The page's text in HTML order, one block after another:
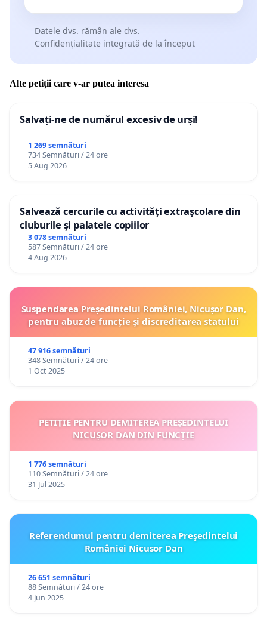
Datele dvs. rămân ale dvs.
Confidențialitate integrată de la început
Alte petiții care v-ar putea interesa
Salvați-ne de numărul excesiv de urși!
1 269 semnături
734 Semnături / 24 ore
5 Aug 2026
Salvează cercurile cu activități extrașcolare din
cluburile și palatele copiilor
3 078 semnături
587 Semnături / 24 ore
4 Aug 2026
Suspendarea Președintelui României, Nicușor Dan,
pentru abuz de funcție și discreditarea statului
47 916 semnături
348 Semnături / 24 ore
1 Oct 2025
PETIȚIE PENTRU DEMITEREA PREȘEDINTELUI
NICUȘOR DAN DIN FUNCȚIE
1 776 semnături
110 Semnături / 24 ore
31 Jul 2025
Referendumul pentru demiterea Preşedintelui
României Nicusor Dan
26 651 semnături
88 Semnături / 24 ore
4 Jun 2025